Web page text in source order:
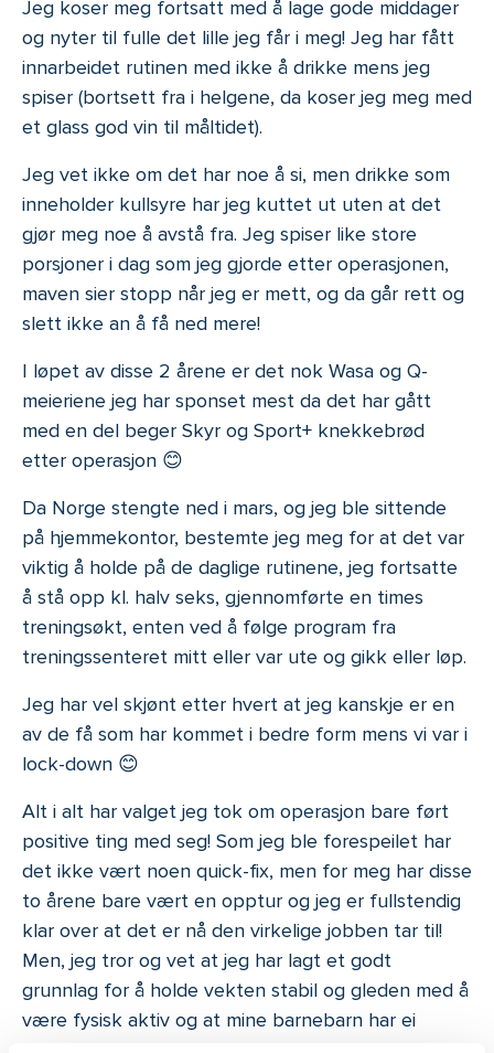
Jeg koser meg fortsatt med å lage gode middager
og nyter til fulle det lille jeg får i meg! Jeg har fått
innarbeidet rutinen med ikke å drikke mens jeg
spiser (bortsett fra i helgene, da koser jeg meg med
et glass god vin til måltidet).
Jeg vet ikke om det har noe å si, men drikke som
inneholder kullsyre har jeg kuttet ut uten at det
gjør meg noe å avstå fra. Jeg spiser like store
porsjoner i dag som jeg gjorde etter operasjonen,
maven sier stopp når jeg er mett, og da går rett og
slett ikke an å få ned mere!
I løpet av disse 2 årene er det nok Wasa og Q-
meieriene jeg har sponset mest da det har gått
med en del beger Skyr og Sport+ knekkebrød
etter operasjon 😊
Da Norge stengte ned i mars, og jeg ble sittende
på hjemmekontor, bestemte jeg meg for at det var
viktig å holde på de daglige rutinene, jeg fortsatte
å stå opp kl. halv seks, gjennomførte en times
treningsøkt, enten ved å følge program fra
treningssenteret mitt eller var ute og gikk eller løp.
Jeg har vel skjønt etter hvert at jeg kanskje er en
av de få som har kommet i bedre form mens vi var i
lock-down 😊
Alt i alt har valget jeg tok om operasjon bare ført
positive ting med seg! Som jeg ble forespeilet har
det ikke vært noen quick-fix, men for meg har disse
to årene bare vært en opptur og jeg er fullstendig
klar over at det er nå den virkelige jobben tar til!
Men, jeg tror og vet at jeg har lagt et godt
grunnlag for å holde vekten stabil og gleden med å
være fysisk aktiv og at mine barnebarn har ei